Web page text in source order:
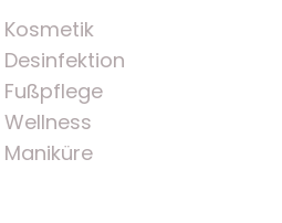
Kosmetik
Desinfektion
Fußpflege
Wellness
Maniküre